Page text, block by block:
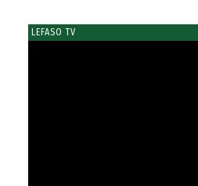
LEFASO TV